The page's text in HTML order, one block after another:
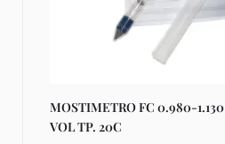
MOSTIMETRO FC 0.980-
VOL TP. 20C